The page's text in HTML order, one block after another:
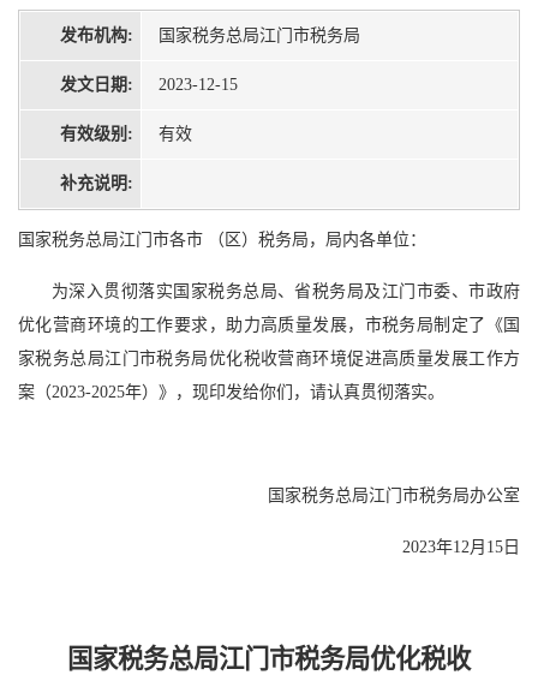
发布机构: 国家税务总局江门市税务局
发文日期: 2023-12-15
有效级别: 有效
补充说明:
国家税务总局江门市各市 （区）税务局，局内各单位：
为深入贯彻落实国家税务总局、省税务局及江门市委、市政府
优化营商环境的工作要求，助力高质量发展，市税务局制定了《国
家税务总局江门市税务局优化税收营商环境促进高质量发展工作方
案（2023-2025年）》，现印发给你们，请认真贯彻落实。
国家税务总局江门市税务局办公室
2023年12月15日
国家税务总局江门市税务局优化税收